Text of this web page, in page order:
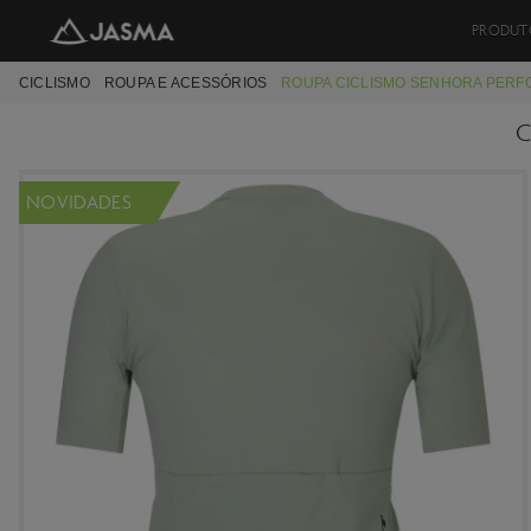
CICLISMO ROUPA E ACESSÓRIOS ROUPA CICLISMO SENHORA
NOVIDADES